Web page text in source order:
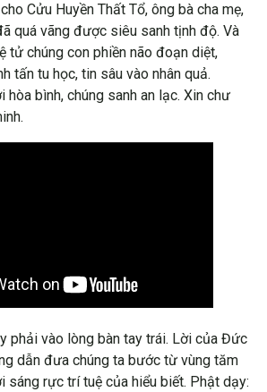
Cửu Huyền Thất Tổ, ông bà cha mẹ,
quá vãng được siêu sanh tịnh độ. Và
tử chúng con phiền não đoạn diệt,
tấn tu học, tin sâu vào nhân quả.
hòa bình, chúng sanh an lạc. Xin chư
phải vào lòng bàn tay trái. Lời của Đức
dẫn đưa chúng ta bước từ vùng tăm
sáng rực trí tuệ của hiểu biết. Phật dạy: